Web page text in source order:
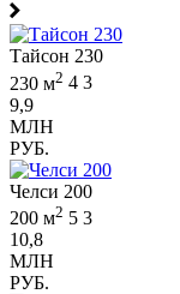
Тайсон 230
230 м2 4 3
9,9
МЛН
РУБ.
Челси 200
200 м2 5 3
10,8
МЛН
РУБ.